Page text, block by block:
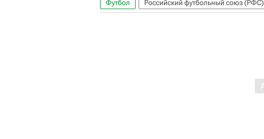
Футбол Российский футбольный союз (РФС)